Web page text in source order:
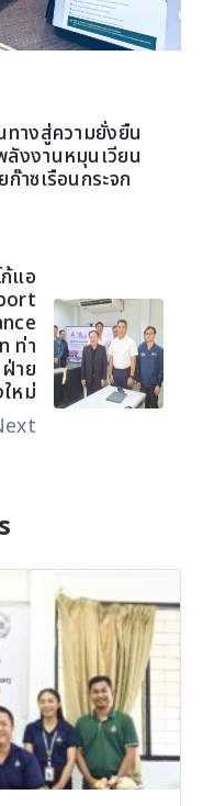
ทางสู่ความยั่งยืน
งงานหมุนเวียน
าซเรือนกระจก
แอ
ท่า
าย
หม่